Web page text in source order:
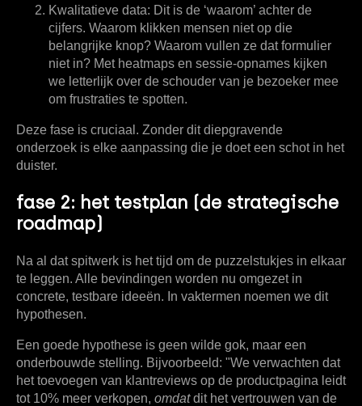
Kwalitatieve data: Dit is de ‘waarom’ achter de
cijfers. Waarom klikken mensen niet op die
belangrijke knop? Waarom vullen ze dat formulier
niet in? Met heatmaps en sessie-opnames kijken
we letterlijk over de schouder van je bezoeker mee
om frustraties te spotten.
Deze fase is cruciaal. Zonder dit diepgravende
onderzoek is elke aanpassing die je doet een schot in het
duister.
fase 2: het testplan (de strategische
roadmap)
Na al dat spitwerk is het tijd om de puzzelstukjes in elkaar
te leggen. Alle bevindingen worden nu omgezet in
concrete, testbare ideeën. In vaktermen noemen we dit
hypothesen.
Een goede hypothese is geen wilde gok, maar een
onderbouwde stelling. Bijvoorbeeld: "We verwachten dat
het toevoegen van klantreviews op de productpagina leidt
tot 10% meer verkopen, omdatdit het vertrouwen van de